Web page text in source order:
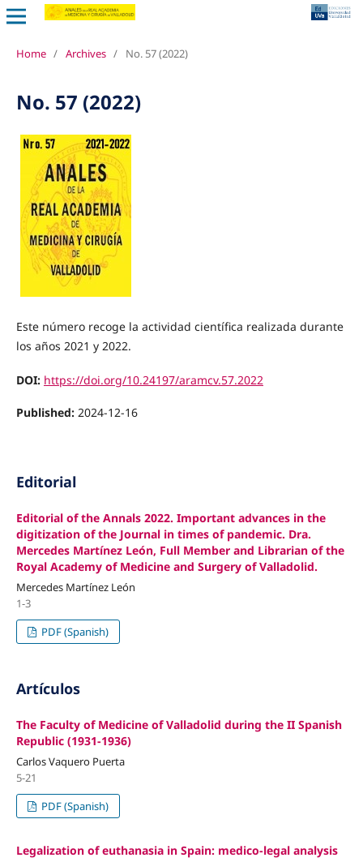
Home / Archives / No. 57 (2022)
No. 57 (2022)
Este número recoge la actividad científica realizada durante
los años 2021 y 2022.
DOI: https://doi.org/10.24197/aramcv.57.2022
Published: 2024-12-16
Editorial
Editorial of the Annals 2022. Important advances in the
digitization of the Journal in times of pandemic. Dra.
Mercedes Martínez León, Full Member and Librarian of the
Royal Academy of Medicine and Surgery of Valladolid.
Mercedes Martínez León
1-3
PDF (Spanish)
Artículos
The Faculty of Medicine of Valladolid during the II Spanish
Republic (1931-1936)
Carlos Vaquero Puerta
5-21
PDF (Spanish)
Legalization of euthanasia in Spain: medico-legal analysis